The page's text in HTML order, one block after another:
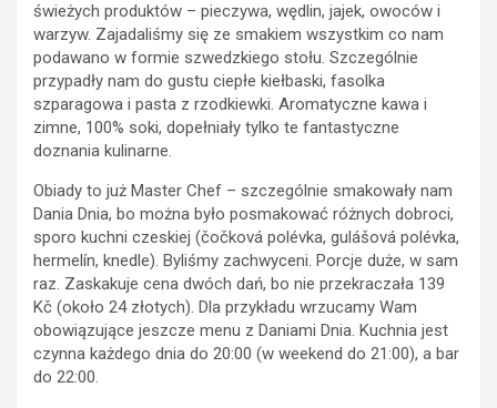
świeżych produktów – pieczywa, wędlin, jajek, owoców i
warzyw. Zajadaliśmy się ze smakiem wszystkim co nam
podawano w formie szwedzkiego stołu. Szczególnie
przypadły nam do gustu ciepłe kiełbaski, fasolka
szparagowa i pasta z rzodkiewki. Aromatyczne kawa i
zimne, 100% soki, dopełniały tylko te fantastyczne
doznania kulinarne.
Obiady to już Master Chef – szczególnie smakowały nam
Dania Dnia, bo można było posmakować różnych dobroci,
sporo kuchni czeskiej (čočková polévka, gulášová polévka,
hermelín, knedle). Byliśmy zachwyceni. Porcje duże, w sam
raz. Zaskakuje cena dwóch dań, bo nie przekraczała 139
Kč (około 24 złotych). Dla przykładu wrzucamy Wam
obowiązujące jeszcze menu z Daniami Dnia. Kuchnia jest
czynna każdego dnia do 20:00 (w weekend do 21:00), a bar
do 22:00.